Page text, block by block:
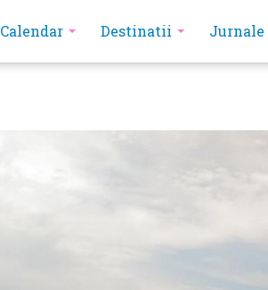
Calendar Destinatii Jurnale